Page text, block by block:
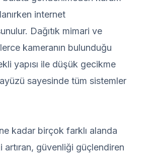
internet
Dağıtık mimari ve
kameranın bulunduğu
yapısı ile düşük gecikme
sayesinde tüm sistemler
kadar birçok farklı alanda
güvenliği güçlendiren